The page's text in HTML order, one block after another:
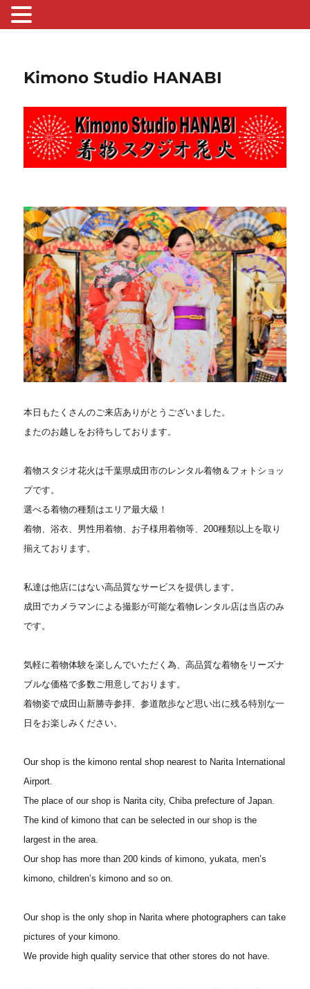
Kimono Studio HANABI
本日もたくさんのご来店ありがとうございました。
またのお越しをお待ちしております。
着物スタジオ花火は千葉県成田市のレンタル着物＆フォトショッ
プです。
選べる着物の種類はエリア最大級！
着物、浴衣、男性用着物、お子様用着物等、200種類以上を取り
揃えております。
私達は他店にはない高品質なサービスを提供します。
成田でカメラマンによる撮影が可能な着物レンタル店は当店のみ
です。
気軽に着物体験を楽しんでいただく為、高品質な着物をリーズナ
ブルな価格で多数ご用意しております。
着物姿で成田山新勝寺参拝、参道散歩など思い出に残る特別な一
日をお楽しみください。
Our shop is the kimono rental shop nearest to Narita International
Airport.
The place of our shop is Narita city, Chiba prefecture of Japan.
The kind of kimono that can be selected in our shop is the
largest in the area.
Our shop has more than 200 kinds of kimono, yukata, men’s
kimono, children’s kimono and so on.
Our shop is the only shop in Narita where photographers can take
pictures of your kimono.
We provide high quality service that other stores do not have.